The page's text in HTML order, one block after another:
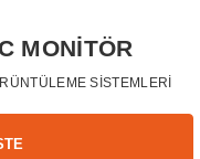
MONİTÖR
SİSTEMLERİ